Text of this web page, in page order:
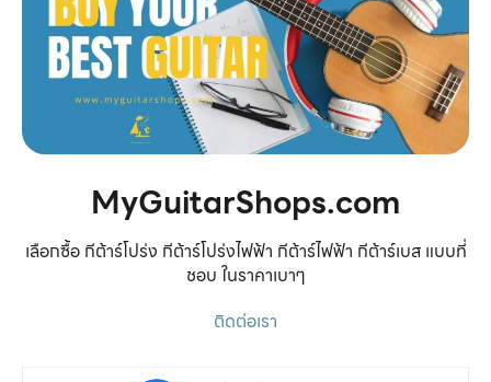
MyGuitarShops.com
เลือกซื้อ กีต้าร์โปร่ง กีต้าร์โปร่งไฟฟ้า กีต้าร์ไฟฟ้า กีต้าร์เบส แบบที่
ชอบ ในราคาเบาๆ
ติดต่อเรา